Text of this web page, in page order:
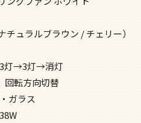
ラルブラウン / チェリー）
灯→3灯→消灯
転方向切替
ガラス